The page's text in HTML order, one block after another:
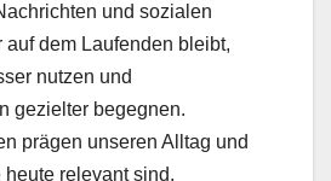
und sozialen
auf dem Laufenden bleibt,
nutzen und
gezielter begegnen.
prägen unseren Alltag und
relevant sind.